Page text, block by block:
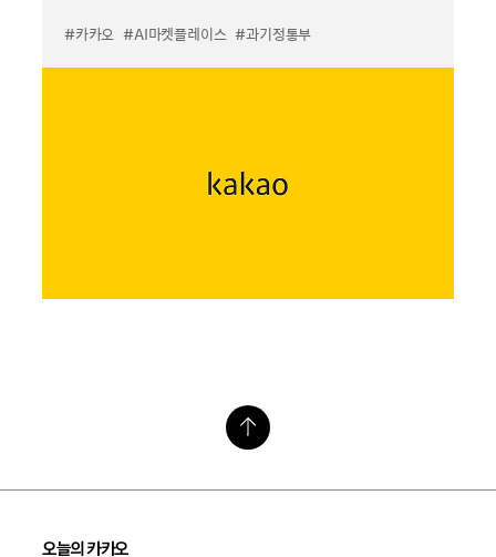
#카카오 #AI마켓플레이스 #과기정통부
오늘의 카카오